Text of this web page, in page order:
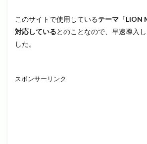
このサイトで使用しているテーマ「LION
対応しているとのことなので、早速導入
した。
スポンサーリンク